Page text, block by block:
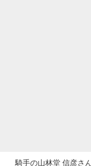
騎手の山林堂 信彦さ